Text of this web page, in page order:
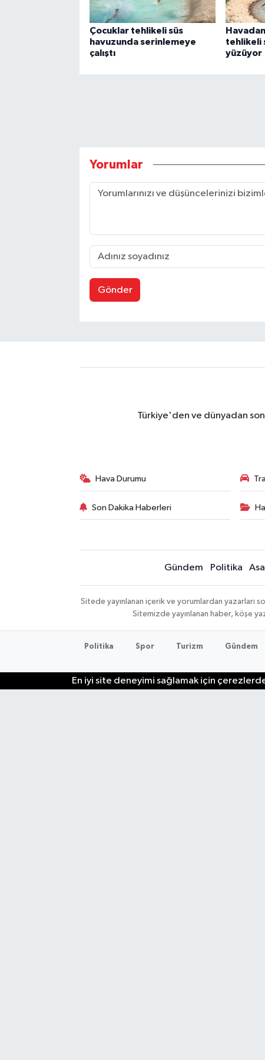
Çocuklar tehlikeli süs
havuzunda serinlemeye
çalıştı
tehlikeli
yüzüyor
Yorumlar
Gönder
Türkiye'den ve dünyadan
Hava Durumu
Son Dakika Haberleri
Gündem Politika
Sitede yayınlanan içerik ve yorumlardan yazarları
Sitemizde yayınlanan haber, köşe
Politika Spor Turizm Gündem
En iyi site deneyimi sağlamak için